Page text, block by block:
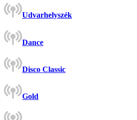
Udvarhelyszék
Dance
Disco Classic
Gold